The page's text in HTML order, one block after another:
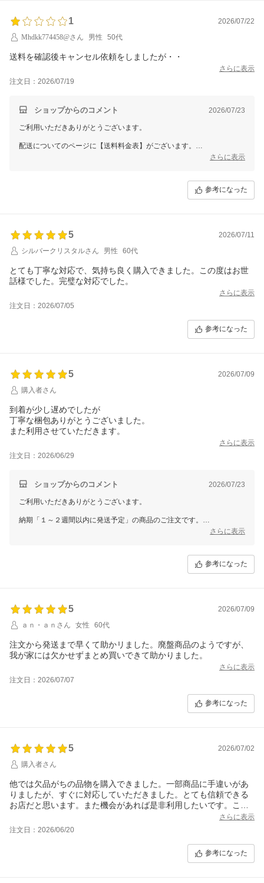
1
2026/07/22
Mhdkk774458@さん
男性 50代
さらに表示
注文日：2026/07/19
ショップからのコメント 2026/07/23
ご利用いただきありがとうございます。
配送についてのページに【送料料金表】がございます。
沖縄県への送料は基本2970円に設定させていただいております。
商品手配後にキャンセル依頼をされましても、発送が止まりません。
願いいたします。
ご注文確定後の商品手配後にキャンセル希望を伝えられましても、発送
が止まりませんので、ご確認をお願いいたします。
さらに表示
参考になった
5
2026/07/11
シルバークリスタルさん
男性 60代
とても丁寧な対応で、気持ち良く購入できました。この度はお世
話様でした。完璧な対応でした。
さらに表示
注文日：2026/07/05
参考になった
5
2026/07/09
購入者さん
到着が少し遅めでしたが
丁寧な梱包ありがとうございました。
また利用させていただきます。
さらに表示
注文日：2026/06/29
ショップからのコメント 2026/07/23
ご利用いただきありがとうございます。
納期「１～２週間以内に発送予定」の商品のご注文です。
さらに表示
参考になった
5
2026/07/09
ａｎ・ａｎさん
女性 60代
注文から発送まで早くて助かリました。廃盤商品のようですが、
我が家には欠かせずまとめ買いできて助かりました。
さらに表示
注文日：2026/07/07
参考になった
5
2026/07/02
購入者さん
他では欠品がちの品物を購入できました。一部商品に手違いがあ
りましたが、すぐに対応していただきました。とても信頼できる
お店だと思います。また機会があれば是非利用したいです。この
さらに表示
注文日：2026/06/20
参考になった